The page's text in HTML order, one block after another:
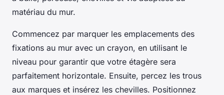
matériau du mur.
Commencez par marquer les emplacements des
fixations au mur avec un crayon, en utilisant le
niveau pour garantir que votre étagère sera
parfaitement horizontale. Ensuite, percez les trous
aux marques et insérez les chevilles. Positionnez